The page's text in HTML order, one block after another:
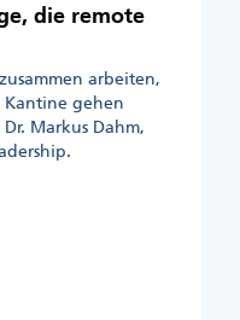
die remote
arbeiten,
gehen
Markus Dahm,